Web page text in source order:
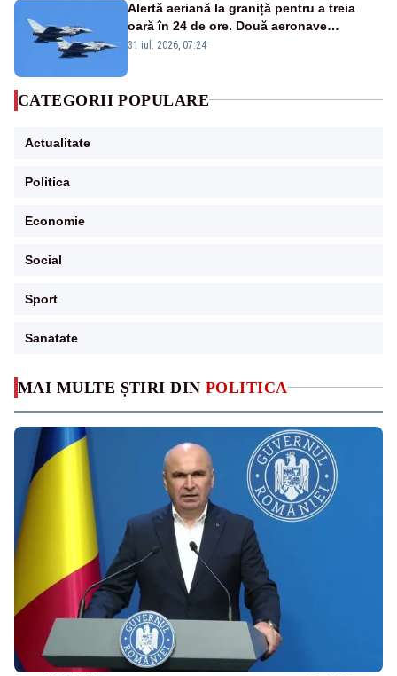
MAI MULTE ȘTIRI DIN POLITICA
Alertă aeriană la graniță pentru a treia
oară în 24 de ore. Două aeronave
Eurofighter britanice au fost ridicate de la
31 iul. 2026, 07:24
CATEGORII POPULARE
Actualitate
Politica
Economie
Social
Sport
Sanatate